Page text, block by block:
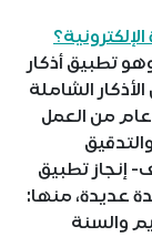
تطبيق أذكار
الشاملة
عام من العمل
إنجاز تطبيق
عديدة، منها:
والسنة